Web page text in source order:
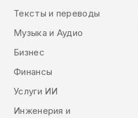
Тексты и переводы
Музыка и Аудио
Бизнес
Финансы
Услуги ИИ
Инженерия и